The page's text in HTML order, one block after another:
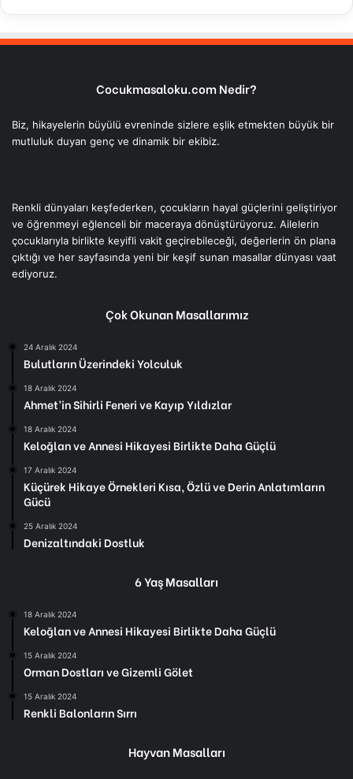
Cocukmasaloku.com Nedir?
Biz, hikayelerin büyülü evreninde sizlere eşlik etmekten büyük bir
mutluluk duyan genç ve dinamik bir ekibiz.
Renkli dünyaları keşfederken, çocukların hayal güçlerini geliştiriyor
ve öğrenmeyi eğlenceli bir maceraya dönüştürüyoruz. Ailelerin
çocuklarıyla birlikte keyifli vakit geçirebileceği, değerlerin ön plana
çıktığı ve her sayfasında yeni bir keşif sunan masallar dünyası vaat
ediyoruz.
Çok Okunan Masallarımız
24 Aralık 2024
Bulutların Üzerindeki Yolculuk
18 Aralık 2024
Ahmet’in Sihirli Feneri ve Kayıp Yıldızlar
18 Aralık 2024
Keloğlan ve Annesi Hikayesi Birlikte Daha Güçlü
17 Aralık 2024
Küçürek Hikaye Örnekleri Kısa, Özlü ve Derin Anlatımların
Gücü
25 Aralık 2024
Denizaltındaki Dostluk
6 Yaş Masalları
18 Aralık 2024
Keloğlan ve Annesi Hikayesi Birlikte Daha Güçlü
15 Aralık 2024
Orman Dostları ve Gizemli Gölet
15 Aralık 2024
Renkli Balonların Sırrı
Hayvan Masalları